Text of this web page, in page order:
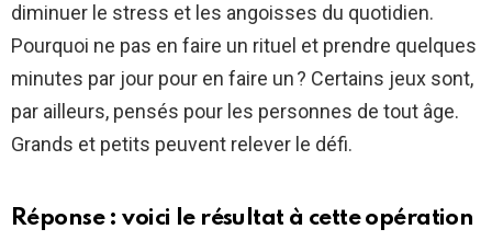
diminuer le stress et les angoisses du quotidien.
Pourquoi ne pas en faire un rituel et prendre quelques
minutes par jour pour en faire un ? Certains jeux sont,
par ailleurs, pensés pour les personnes de tout âge.
Grands et petits peuvent relever le défi.
Réponse : voici le résultat à cette opération